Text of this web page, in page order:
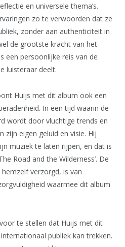
en universele thema’s.
zo te verwoorden dat ze
zonder aan authenticiteit in
de grootste kracht van het
een persoonlijke reis van de
luisteraar deelt.
Huijs met dit album ook een
In een tijd waarin de
wordt door vluchtige trends en
zijn eigen geluid en visie. Hij
muziek te laten rijpen, en dat is
Road and the Wilderness’. De
verzorgd, is van
waarmee dit album
te stellen dat Huijs met dit
publiek kan trekken.